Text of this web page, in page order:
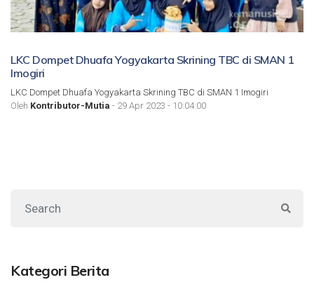
LKC Dompet Dhuafa Yogyakarta Skrining TBC di SMAN 1
Imogiri
LKC Dompet Dhuafa Yogyakarta Skrining TBC di SMAN 1 Imogiri
Oleh Kontributor-Mutia - 29 Apr 2023 - 10:04:00
Kategori Berita